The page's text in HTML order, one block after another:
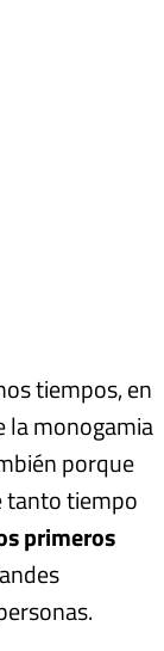
tiempos, en
la monogamia
porque
tanto tiempo
primeros